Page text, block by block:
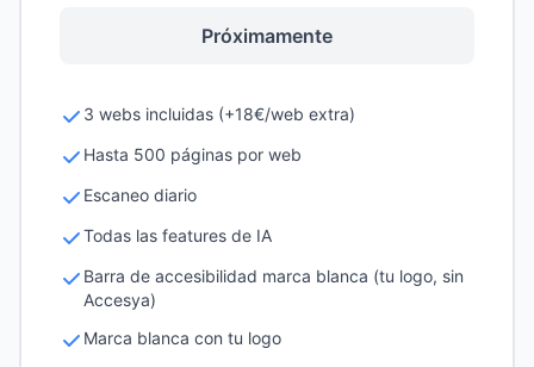
Próximamente
3 webs incluidas (+18€/web extra)
Hasta 500 páginas por web
Escaneo diario
Todas las features de IA
Barra de accesibilidad marca blanca (tu logo, sin
Accesya)
Marca blanca con tu logo